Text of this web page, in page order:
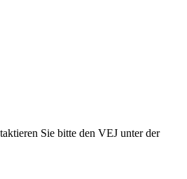
Sie bitte den VEJ unter der